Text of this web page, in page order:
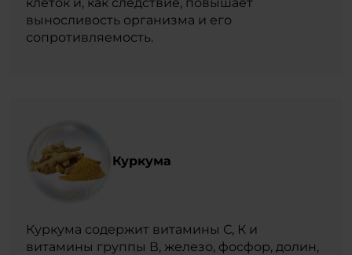
выносливость организма и его
сопротивляемость.
Куркума
Куркума содержит витамины С, К и
витамины группы В, железо, фосфор, долин,